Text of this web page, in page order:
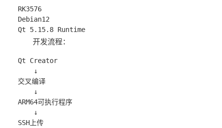
RK3576
Debian12
Qt 5.15.8 Runtime
开发流程：
Qt Creator
↓
交叉编译
↓
ARM64可执行程序
↓
SSH上传